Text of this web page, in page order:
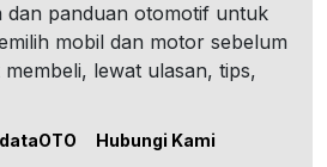
dan panduan otomotif untuk
mobil dan motor sebelum
lewat ulasan, tips,
Hubungi Kami